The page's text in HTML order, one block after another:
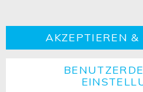
AGBsCookieRetouren
Copyright ©2026
AKZEPTIEREN &